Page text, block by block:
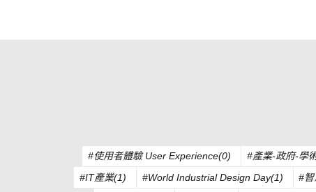
#使用者體驗 User Experience(0) #產業-政府-學
#IT產業(1)
#World Industrial Design Day(1) #智